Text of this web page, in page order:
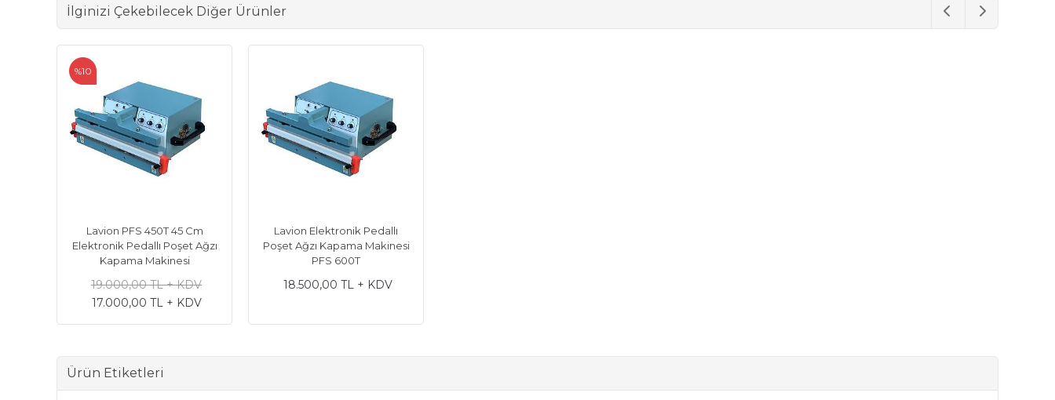
İlginizi Çekebilecek Diğer Ürünler
Lavion PFS 450T 45 Cm
Elektronik Pedallı Poşet Ağzı
Kapama Makinesi
19.000,00 TL + KDV
17.000,00 TL + KDV
%10
Lavion Elektronik Pedallı
Poşet Ağzı Kapama Makinesi
PFS 600T
18.500,00 TL + KDV
Ürün Etiketleri